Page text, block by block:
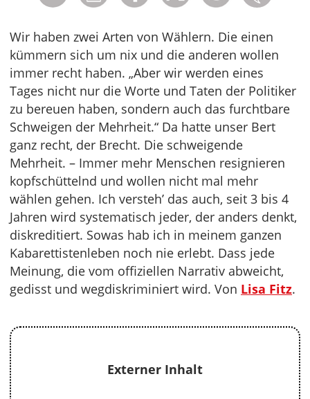
Wir haben zwei Arten von Wählern. Die einen
kümmern sich um nix und die anderen wollen
immer recht haben. „Aber wir werden eines
Tages nicht nur die Worte und Taten der Politiker
zu bereuen haben, sondern auch das furchtbare
Schweigen der Mehrheit.“ Da hatte unser Bert
ganz recht, der Brecht. Die schweigende
Mehrheit. – Immer mehr Menschen resignieren
kopfschüttelnd und wollen nicht mal mehr
wählen gehen. Ich versteh’ das auch, seit 3 bis 4
Jahren wird systematisch jeder, der anders denkt,
diskreditiert. Sowas hab ich in meinem ganzen
Kabarettistenleben noch nie erlebt. Dass jede
Meinung, die vom offiziellen Narrativ abweicht,
gedisst und wegdiskriminiert wird. Von Lisa Fitz.
Externer Inhalt